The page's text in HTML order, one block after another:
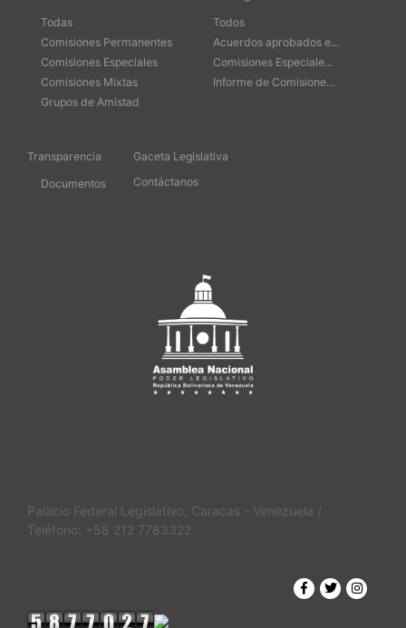
Todas
Comisiones Permanentes
Comisiones Especiales
Comisiones Mixtas
Grupos de Amistad
Todos
Acuerdos aprobados e...
Comisiones Especiale...
Informe de Comisione...
Transparencia
Documentos
Gaceta Legislativa
Contáctanos
Palacio Federal Legislativo, Caracas - Venezuela /
Teléfono: +58 212 7783322